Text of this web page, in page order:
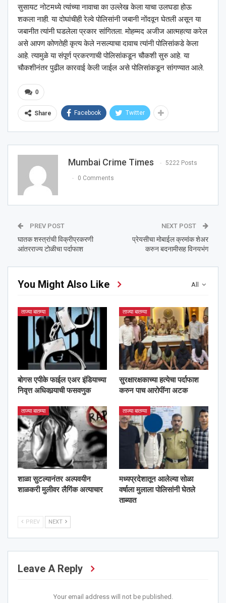
सुसायट नोटमध्ये त्यांच्या नावाचा का उल्लेख केला याचा उलघडा होऊ
शकला नाही. या दोघांचीही रेल्वे पोलिसांनी जबानी नोंदवून घेतली असून या
जबानीत त्यांनी घडलेला प्रकार सांगितला. मोहम्मद अजीज आत्महत्या करेल
असे आपण कोणतेही कृत्य केले नसल्याचा दावाच त्यांनी पोलिसांकडे केला
आहे. त्यामुळे या संपूर्ण प्रकरणाची पोलिसांकडून चौकशी सुरु आहे. या
चौकशीनंतर पुढील कारवाई केली जाईल असे पोलिसांकडून सांगण्यात आले.
0
Share Facebook Twitter
Mumbai Crime Times 5222 Posts
0 Comments
PREV POST
घातक शस्त्रांची विक्रीप्रकरणी
आंतरराज्य टोळीचा पर्दाफाश
NEXT POST
प्रेयसीचा मोबाईल क्रमांक शेअर
करुन बदनामीसह विनयभंग
All
You Might Also Like
ताज्या बातम्या
बोगस एपीके फाईल एअर इंडियाच्या
निवृत्त अधिकार्‍याची फसवणुक
ताज्या बातम्या
सुरक्षारक्षकाच्या हत्येचा पर्दाफाश
करुन पाच आरोपींना अटक
ताज्या बातम्या
शाळा सुटल्यानंतर अल्पवयीन
शाळकरी मुलीवर लैगिंक अत्याचार
ताज्या बातम्या
मध्यप्रदेशातून आलेल्या सोळा
वर्षाला मुलाला पोलिसांनी घेतले
ताब्यात
PREV NEXT
Leave A Reply
Your email address will not be published.